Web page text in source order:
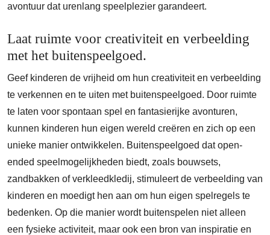
avontuur dat urenlang speelplezier garandeert.
Laat ruimte voor creativiteit en verbeelding
met het buitenspeelgoed.
Geef kinderen de vrijheid om hun creativiteit en verbeelding
te verkennen en te uiten met buitenspeelgoed. Door ruimte
te laten voor spontaan spel en fantasierijke avonturen,
kunnen kinderen hun eigen wereld creëren en zich op een
unieke manier ontwikkelen. Buitenspeelgoed dat open-
ended speelmogelijkheden biedt, zoals bouwsets,
zandbakken of verkleedkledij, stimuleert de verbeelding van
kinderen en moedigt hen aan om hun eigen spelregels te
bedenken. Op die manier wordt buitenspelen niet alleen
een fysieke activiteit, maar ook een bron van inspiratie en